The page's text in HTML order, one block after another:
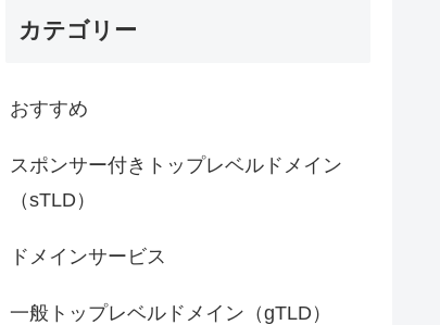
カテゴリー
おすすめ
スポンサー付きトップレベルドメイン
（sTLD）
ドメインサービス
一般トップレベルドメイン（gTLD）